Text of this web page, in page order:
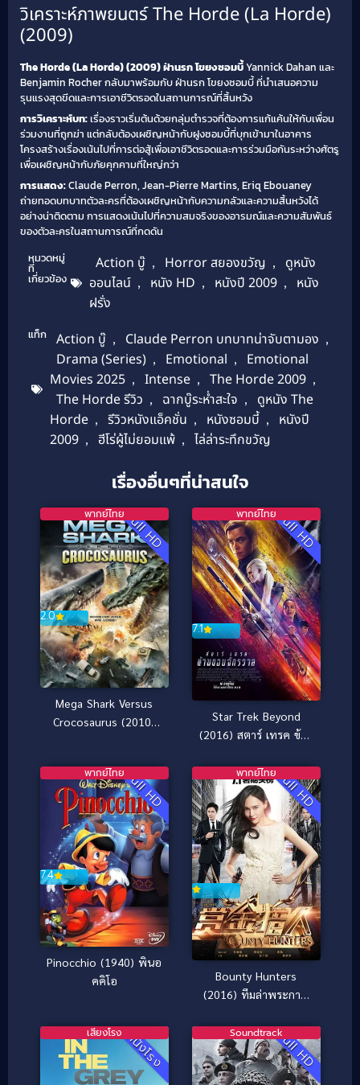
วิเคราะห์ภาพยนตร์ The Horde (La Horde)
(2009)
The Horde (La Horde) (2009) ฝ่านรก โขยงซอมบี้Yannick Dahan และ
Benjamin Rocher กลับมาพร้อมกับ ฝ่านรก โขยงซอมบี้ ที่นำเสนอความ
รุนแรงสุดขีดและการเอาชีวิตรอดในสถานการณ์ที่สิ้นหวัง
การวิเคราะห์บท:เรื่องราวเริ่มต้นด้วยกลุ่มตำรวจที่ต้องการแก้แค้นให้กับเพื่อน
ร่วมงานที่ถูกฆ่า แต่กลับต้องเผชิญหน้ากับฝูงซอมบี้ที่บุกเข้ามาในอาคาร
โครงสร้างเรื่องเน้นไปที่การต่อสู้เพื่อเอาชีวิตรอดและการร่วมมือกันระหว่างศัตรู
เพื่อเผชิญหน้ากับภัยคุกคามที่ใหญ่กว่า
การแสดง:Claude Perron, Jean-Pierre Martins, Eriq Ebouaney
ถ่ายทอดบทบาทตัวละครที่ต้องเผชิญหน้ากับความกลัวและความสิ้นหวังได้
อย่างน่าติดตาม การแสดงเน้นไปที่ความสมจริงของอารมณ์และความสัมพันธ์
ของตัวละครในสถานการณ์ที่กดดัน
หมวดหมู่
ที่
เกี่ยวข้อง
Action บู๊ , Horror สยองขวัญ ,
ดูหนัง
ออนไลน์ , หนัง HD , หนังปี 2009 ,
หนัง
ฝรั่ง
แท็ก Action บู๊ , Claude Perron บทบาทน่าจับตามอง ,
Drama (Series) , Emotional ,
Emotional
Movies 2025 , Intense , The Horde 2009 ,
The Horde รีวิว , ฉากบู๊ระห่ำสะใจ ,
ดูหนัง The
Horde , รีวิวหนังแอ็คชั่น , หนังซอมบี้ ,
หนังปี
2009 , ฮีโร่ผู้ไม่ยอมแพ้ , ไล่ล่าระทึกขวัญ
เรื่องอื่นๆที่น่าสนใจ
Full HD
2.0
พากย์ไทย
Mega Shark Versus
Crocosaurus (2010)
Full HD
7.1
พากย์ไทย
Star Trek Beyond
(2016) สตาร์ เทรค ข้าม
Full HD
7.4
พากย์ไทย
Pinocchio (1940) พินอ
คคิโอ
Full HD
พากย์ไทย
Bounty Hunters
(2016) ทีมล่าพระกาฬ
หนังโรง
เสียงโรง Full HD
Soundtrack